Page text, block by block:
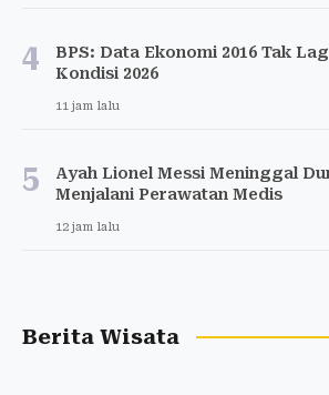
4
BPS: Data Ekonomi 2016 Tak
Kondisi 2026
11 jam lalu
5
Ayah Lionel Messi Meninggal
Menjalani Perawatan Medis
12 jam lalu
Berita Wisata